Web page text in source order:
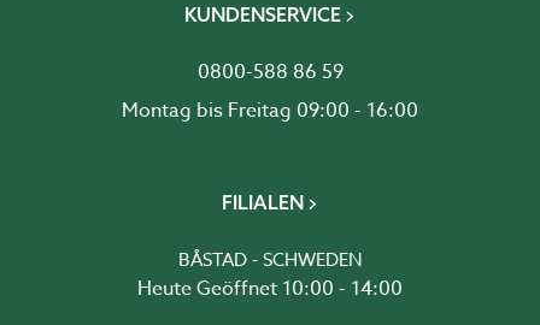
KUNDENSERVICE
0800-588 86 59
Montag bis Freitag 09:00 - 16:00
FILIALEN
BÅSTAD - SCHWEDEN
Heute Geöffnet 10:00 - 14:00